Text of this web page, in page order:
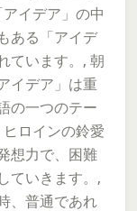
イデア」の中
ある「アイデ
ています。, 朝
イデア」は重
の一つのテー
ロインの鈴愛
想力で、困難
ていきます。,
、普通であれ